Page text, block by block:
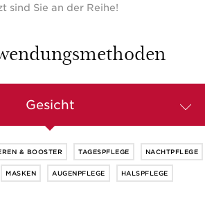
sind Sie an der Reihe!
Gesicht
& BOOSTER TAGESPFLEGE NACHTPFLEGE
MASKEN AUGENPFLEGE HALSPFLEGE